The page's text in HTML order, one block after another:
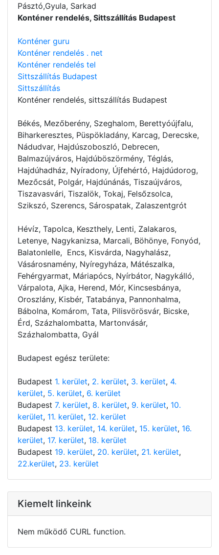
Pásztó,Gyula, Sarkad
Konténer rendelés, Sittszállítás Budapest
Konténer guru
Konténer rendelés . net
Konténer rendelés tel
Sittszállítás Budapest
Sittszállítás
Konténer rendelés, sittszállítás Budapest
Békés, Mezőberény, Szeghalom, Berettyóújfalu,
Biharkeresztes, Püspökladány, Karcag, Derecske,
Nádudvar, Hajdúszoboszló, Debrecen,
Balmazújváros, Hajdúböszörmény, Téglás,
Hajdúhadház, Nyíradony, Újfehértó, Hajdúdorog,
Mezőcsát, Polgár, Hajdúnánás, Tiszaújváros,
Tiszavasvári, Tiszalök, Tokaj, Felsőzsolca,
Szikszó, Szerencs, Sárospatak, Zalaszentgrót
Hévíz, Tapolca, Keszthely, Lenti, Zalakaros,
Letenye, Nagykanizsa, Marcali, Böhönye, Fonyód,
Balatonlelle, Encs, Kisvárda, Nagyhalász,
Vásárosnamény, Nyíregyháza, Mátészalka,
Fehérgyarmat, Máriapócs, Nyírbátor, Nagykálló,
Várpalota, Ajka, Herend, Mór, Kincsesbánya,
Oroszlány, Kisbér, Tatabánya, Pannonhalma,
Bábolna, Komárom, Tata, Pilisvörösvár, Bicske,
Érd, Százhalombatta, Martonvásár,
Százhalombatta, Gyál
Budapest egész területe:
Budapest 1. kerület, 2. kerület, 3. kerület, 4.
kerület, 5. kerület, 6. kerület
Budapest 7. kerület, 8. kerület, 9. kerület, 10.
kerület, 11. kerület, 12. kerület
Budapest 13. kerület, 14. kerület, 15. kerület, 16.
kerület, 17. kerület, 18. kerület
Budapest 19. kerület, 20. kerület, 21. kerület,
22.kerület, 23. kerület
Kiemelt linkeink
Nem működő CURL function.